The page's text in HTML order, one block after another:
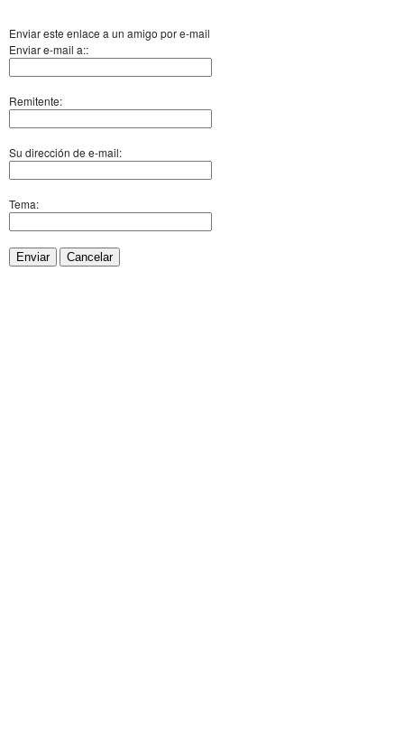
Enviar este enlace a un amigo por e-mail
Enviar e-mail a::
Remitente:
Su dirección de e-mail:
Tema:
Enviar Cancelar